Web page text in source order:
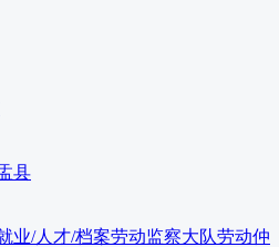
县
业/人才/档案劳动监察大队劳动仲